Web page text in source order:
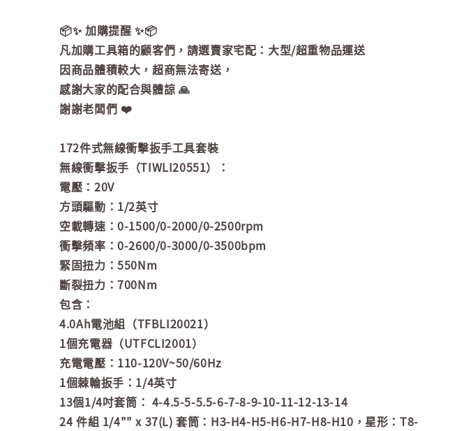
📦✨ 加購提醒 ✨📦
凡加購工具箱的顧客們，請選賣家宅配：大型/超重物品運送
因商品體積較大，超商無法寄送，
感謝大家的配合與體諒 🙏
謝謝老闆們 ❤️
172件式無線衝擊扳手工具套裝
無線衝擊扳手（TIWLI20551）：
電壓：20V
方頭驅動：1/2英寸
空載轉速：0-1500/0-2000/0-2500rpm
衝擊頻率：0-2600/0-3000/0-3500bpm
緊固扭力：550Nm
斷裂扭力：700Nm
包含：
4.0Ah電池組（TFBLI20021）
1個充電器（UTFCLI2001）
充電電壓：110-120V~50/60Hz
1個棘輪扳手：1/4英寸
13個1/4吋套筒： 4-4.5-5-5.5-6-7-8-9-10-11-12-13-14
24 件組 1/4"" x 37(L) 套筒：H3-H4-H5-H6-H7-H8-H10，星形：T8-